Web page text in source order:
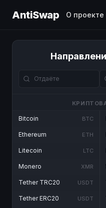
AntiSwap О проекте
Bitcoin BTC
Ethereum ETH
Litecoin LTC
Monero XMR
Tether TRC20 USDT
Tether ERC20 USDT